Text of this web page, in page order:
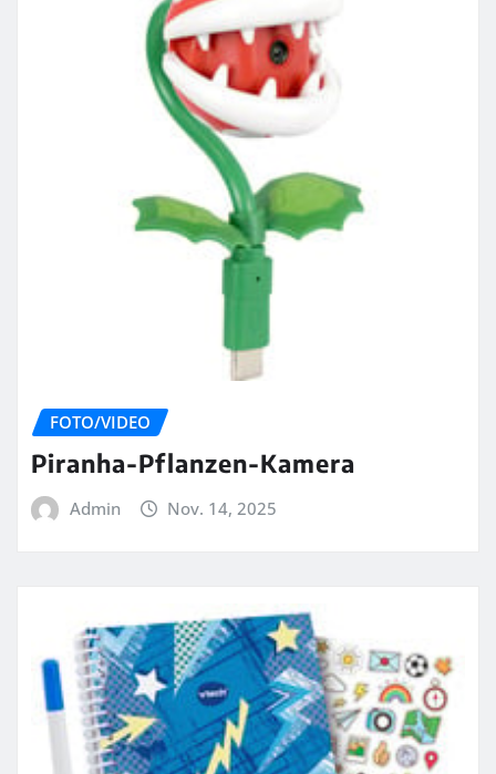
FOTO/VIDEO
Piranha-Pflanzen-Kamera
Admin Nov. 14, 2025